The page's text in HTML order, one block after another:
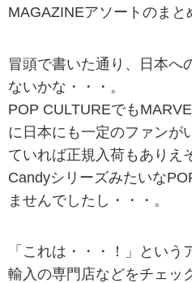
MAGAZINEアソートのまと
冒頭で書いた通り、日本へ
ないかな・・・。
POP CULTUREでも
に日本にも一定のファンが
ていれば正規入荷もありえ
Candyシリーズみたいな
ませんでしたし・・・。
「これは・・・！」とい
輸入の専門店などをチェッ